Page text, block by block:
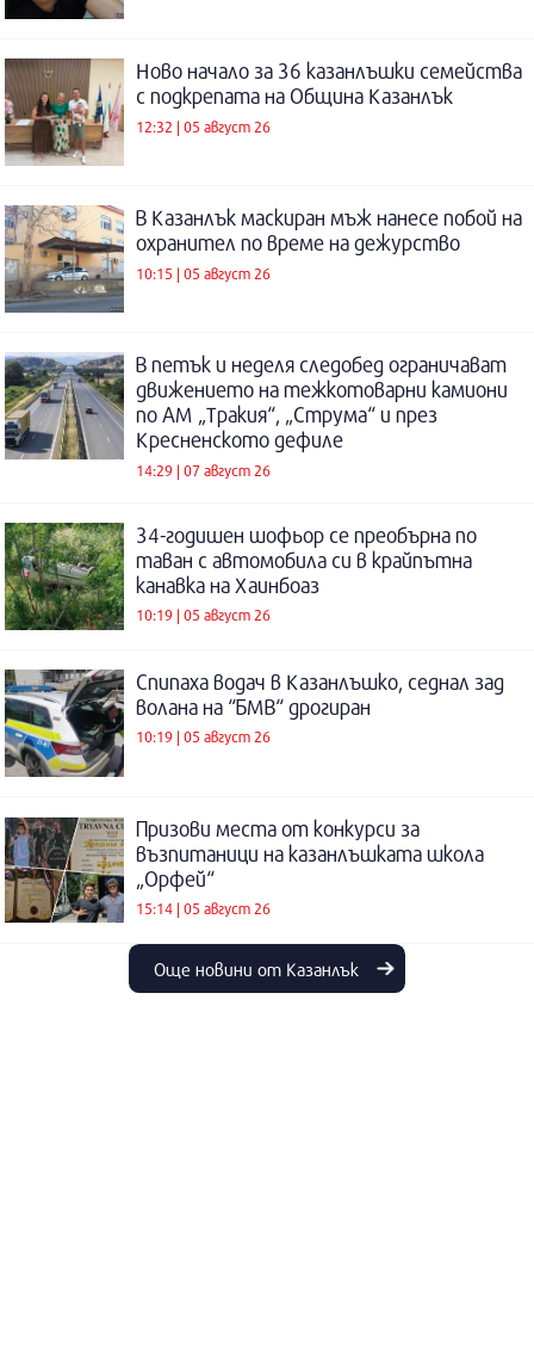
Ново начало за 36 казанлъшки семейства
с подкрепата на Община Казанлък
12:32 | 05 август 26
В Казанлък маскиран мъж нанесе побой на
охранител по време на дежурство
10:15 | 05 август 26
В петък и неделя следобед ограничават
движението на тежкотоварни камиони
по АМ „Тракия“, „Струма“ и през
Кресненското дефиле
14:29 | 07 август 26
34-годишен шофьор се преобърна по
таван с автомобила си в крайпътна
канавка на Хаинбоаз
10:19 | 05 август 26
Спипаха водач в Казанлъшко, седнал зад
волана на “БМВ“ дрогиран
10:19 | 05 август 26
Призови места от конкурси за
възпитаници на казанлъшката школа
„Орфей“
15:14 | 05 август 26
Още новини от Казанлък